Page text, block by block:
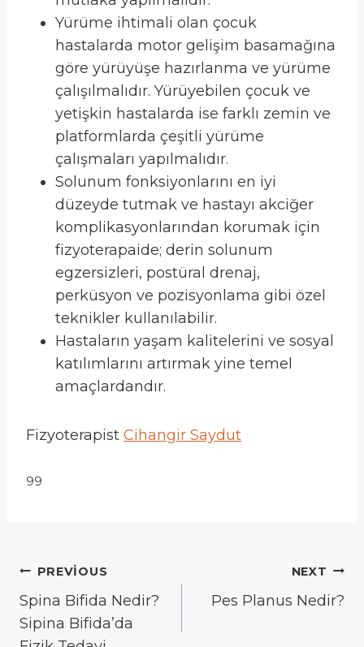
Yürüme ihtimali olan çocuk
hastalarda motor gelişim basamağına
göre yürüyüşe hazırlanma ve yürüme
çalışılmalıdır. Yürüyebilen çocuk ve
yetişkin hastalarda ise farklı zemin ve
platformlarda çeşitli yürüme
çalışmaları yapılmalıdır.
Solunum fonksiyonlarını en iyi
düzeyde tutmak ve hastayı akciğer
komplikasyonlarından korumak için
fizyoterapaide; derin solunum
egzersizleri, postüral drenaj,
perküsyon ve pozisyonlama gibi özel
teknikler kullanılabilir.
Hastaların yaşam kalitelerini ve sosyal
katılımlarını artırmak yine temel
amaçlardandır.
Fizyoterapist Cihangir Saydut
99
Yazı
gezinmesi
PREVIOUS
Spina Bifida Nedir?
Sipina Bifida’da
NEXT
Pes Planus Nedir?